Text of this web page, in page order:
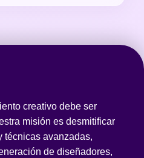
creativo debe ser
misión es desmitificar
técnicas avanzadas,
de diseñadores,